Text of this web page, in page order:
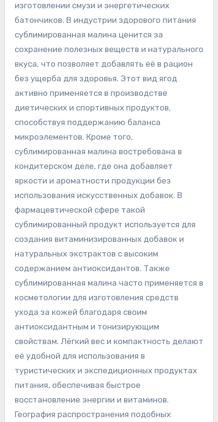
изготовлении смузи и энергетических
батончиков. В индустрии здорового питания
сублимированная малина ценится за
сохранение полезных веществ и натурального
вкуса, что позволяет добавлять её в рацион
без ущерба для здоровья. Этот вид ягод
активно применяется в производстве
диетических и спортивных продуктов,
способствуя поддержанию баланса
микроэлементов. Кроме того,
сублимированная малина востребована в
кондитерском деле, где она добавляет
яркости и ароматности продукции без
использования искусственных добавок. В
фармацевтической сфере такой
сублимированный продукт используется для
создания витаминизированных добавок и
натуральных экстрактов с высоким
содержанием антиоксидантов. Также
сублимированная малина часто применяется в
косметологии для изготовления средств
ухода за кожей благодаря своим
антиоксидантным и тонизирующим
свойствам. Лёгкий вес и компактность делают
её удобной для использования в
туристических и экспедиционных продуктах
питания, обеспечивая быстрое
восстановление энергии и витаминов.
География распространения подобных